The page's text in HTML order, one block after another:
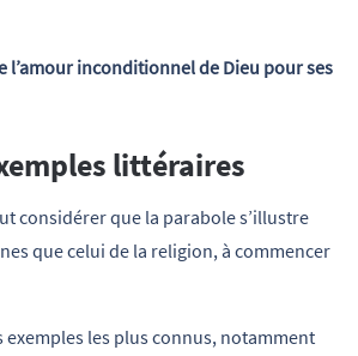
l’amour inconditionnel de Dieu pour ses
littéraires
considérer que la parabole s’illustre
que celui de la religion, à commencer
exemples les plus connus, notamment